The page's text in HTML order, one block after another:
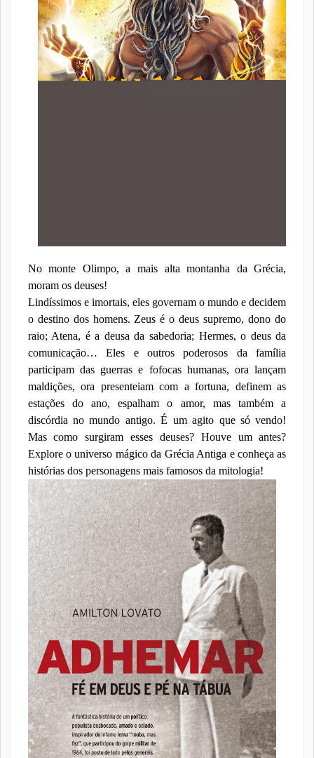
No monte Olimpo, a mais alta montanha da Grécia,
moram os deuses!
Lindíssimos e imortais, eles governam o mundo e decidem
o destino dos homens. Zeus é o deus supremo, dono do
raio; Atena, é a deusa da sabedoria; Hermes, o deus da
comunicação… Eles e outros poderosos da família
participam das guerras e fofocas humanas, ora lançam
maldições, ora presenteiam com a fortuna, definem as
estações do ano, espalham o amor, mas também a
discórdia no mundo antigo. É um agito que só vendo!
Mas como surgiram esses deuses? Houve um antes?
Explore o universo mágico da Grécia Antiga e conheça as
histórias dos personagens mais famosos da mitologia!